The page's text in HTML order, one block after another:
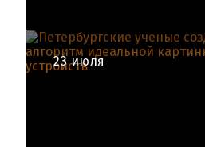
23 июля